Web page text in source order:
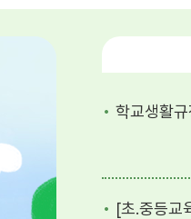
학교생활
[초.중등교